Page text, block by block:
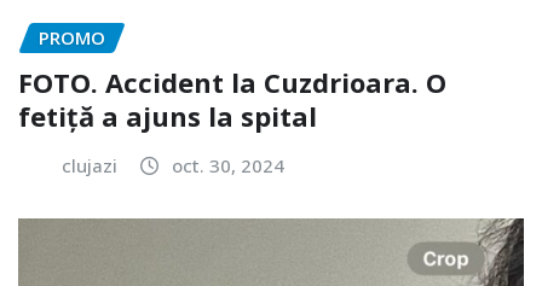
PROMO
FOTO. Accident la Cuzdrioara. O
fetiță a ajuns la spital
clujazi oct. 30, 2024